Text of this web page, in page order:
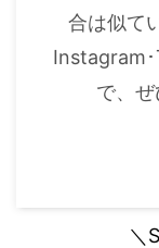
合は似て
Instagram
で、ぜ
＼